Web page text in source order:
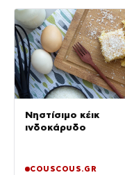
Νηστίσιμο κέικ
ινδοκάρυδο
COUSCOUS.GR